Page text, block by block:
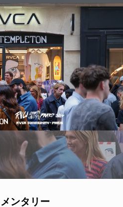
ンタリー